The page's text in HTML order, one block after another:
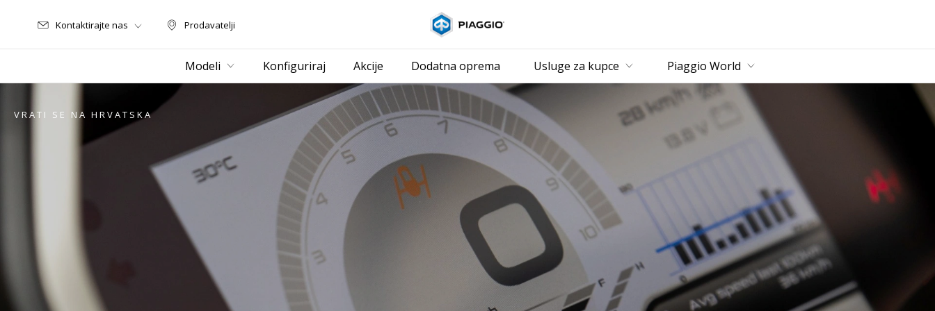
Prodavatelji
Prodavatelji
Kontaktirajte nas
Modeli Konfiguriraj Akcije Dodatna oprema Usluge za kupce Piaggio World
VRATI SE NA HRVATSKA